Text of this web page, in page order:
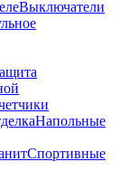
Выключатели
Напольные
Спортивные